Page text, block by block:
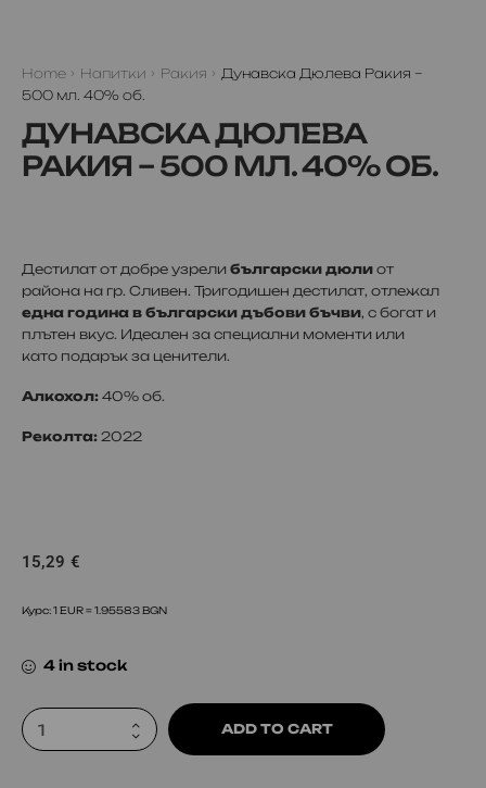
Home Напитки Ракия
Дунавска Дюлева Ракия –
500 мл. 40% об.
ДУНАВСКА ДЮЛЕВА
РАКИЯ – 500 МЛ. 40% ОБ.
Дестилат от добре узрели български дюли от
района на гр. Сливен. Тригодишен дестилат, отлежал
една година в български дъбови бъчви, с богат и
плътен вкус. Идеален за специални моменти или
като подарък за ценители.
Алкохол: 40% об.
Реколта: 2022
15,29 €
Курс: 1 EUR = 1.95583 BGN
4 in stock
ADD TO CART